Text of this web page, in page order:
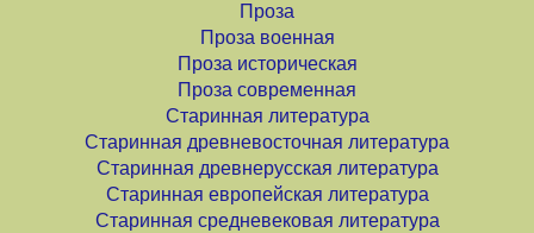
Проза
Проза военная
Проза историческая
Проза современная
Старинная литература
Старинная древневосточная литература
Старинная древнерусская литература
Старинная европейская литература
Старинная средневековая литература